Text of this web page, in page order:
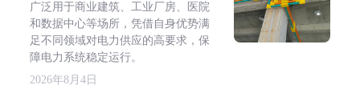
广泛用于商业建筑、工业厂房、医院
和数据中心等场所，凭借自身优势满
足不同领域对电力供应的高要求，保
障电力系统稳定运行。
2026年8月4日